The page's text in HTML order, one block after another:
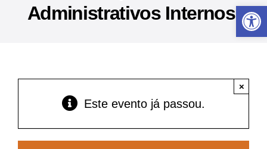
Abrir
Linhas de Crédito
Acesso à Informação
Administrativos Internos.
Este evento já passou.
×